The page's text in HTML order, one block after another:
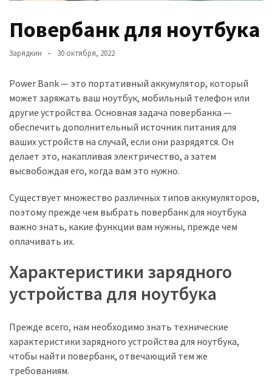
для
Беспроводной
повербанк
Повербанк
для
айфон
MOST
USED
Powerbank
(8)
Автомобильные
аксессуары
аксессуары
Повербанк для ноутбука
Зарядкин 30 октября, 2022
Power Bank — это портативный аккумулятор, который
может заряжать ваш ноутбук, мобильный телефон или
другие устройства. Основная задача повербанка —
обеспечить дополнительный источник питания для
ваших устройств на случай, если они разрядятся. Он
делает это, накапливая электричество, а затем
высвобождая его, когда вам это нужно.
Существует множество различных типов аккумуляторов,
поэтому прежде чем выбрать повербанк для ноутбука
важно знать, какие функции вам нужны, прежде чем
оплачивать их.
Характеристики зарядного
устройства для ноутбука
Прежде всего, нам необходимо знать технические
характеристики зарядного устройства для ноутбука,
чтобы найти повербанк, отвечающий тем же
требованиям.